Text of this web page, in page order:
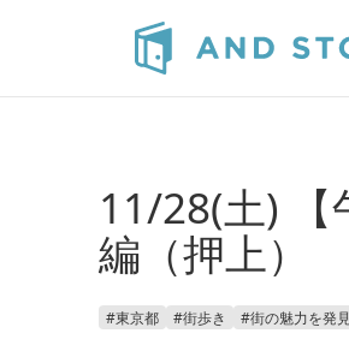
11/28(土)
編（押上）
#東京都 #街歩き #街の魅力を発